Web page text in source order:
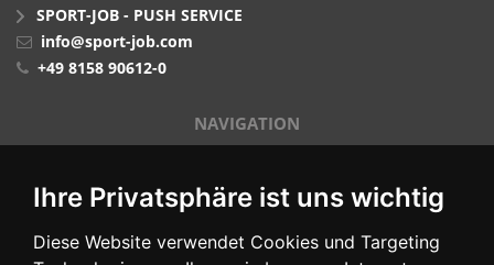
Ihre Privatsphäre ist uns wichtig
Diese Website verwendet Cookies und Targeting
SPORT-JOB - PUSH SERVICE
info@sport-job.com
+49 8158 90612-0
NAVIGATION
ARBEITGEBERPROFILE
BLOG
FUER ARBEITGEBER